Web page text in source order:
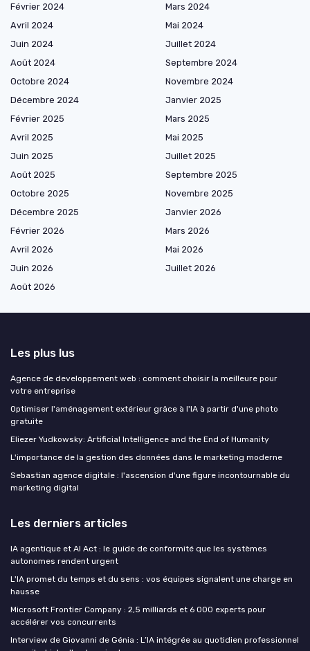
Février 2024
Mars 2024
Avril 2024
Mai 2024
Juin 2024
Juillet 2024
Août 2024
Septembre 2024
Octobre 2024
Novembre 2024
Décembre 2024
Janvier 2025
Février 2025
Mars 2025
Avril 2025
Mai 2025
Juin 2025
Juillet 2025
Août 2025
Septembre 2025
Octobre 2025
Novembre 2025
Décembre 2025
Janvier 2026
Février 2026
Mars 2026
Avril 2026
Mai 2026
Juin 2026
Juillet 2026
Août 2026
Les plus lus
Agence de developpement web : comment choisir la meilleure pour
votre entreprise
Optimiser l'aménagement extérieur grâce à l'IA à partir d'une photo
gratuite
Eliezer Yudkowsky: Artificial Intelligence and the End of Humanity
L'importance de la gestion des données dans le marketing moderne
Sebastian agence digitale : l'ascension d'une figure incontournable du
marketing digital
Les derniers articles
IA agentique et AI Act : le guide de conformité que les systèmes
autonomes rendent urgent
L'IA promet du temps et du sens : vos équipes signalent une charge en
hausse
Microsoft Frontier Company : 2,5 milliards et 6 000 experts pour
accélérer vos concurrents
Interview de Giovanni de Génia : L’IA intégrée au quotidien professionnel